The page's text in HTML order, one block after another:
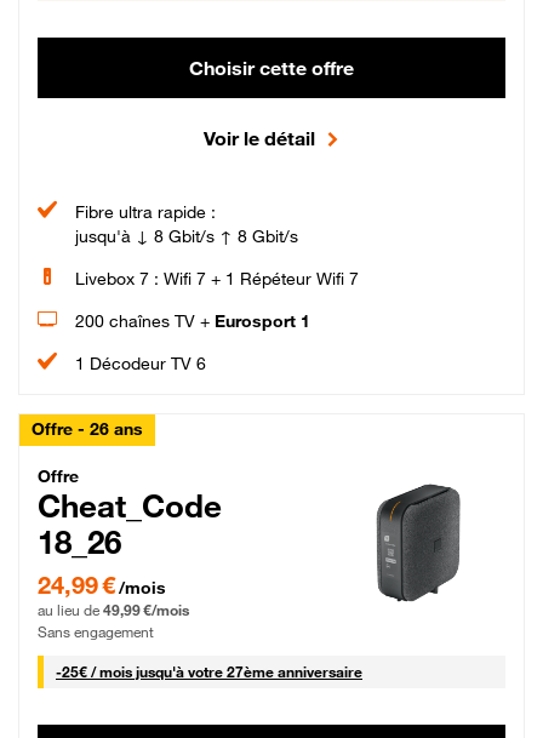
Choisir cette offre
Voir le détail
Fibre ultra rapide :
jusqu'à ↓ 8 Gbit/s ↑ 8 Gbit/s
Livebox 7 : Wifi 7 + 1 Répéteur Wifi 7
200 chaînes TV + Eurosport 1
1 Décodeur TV 6
Offre - 26 ans
Cheat_Code Fibre_18_26
Offre
Cheat_Code
18_26
24,99 € par mois pendant 0 mois puis 49,99 € par mois, Sans engagement
24,99 €/mois
au lieu de 49,99 €/mois
Sans engagement
-25€ / mois25 € par mois
jusqu'à votre 27ème anniversaire